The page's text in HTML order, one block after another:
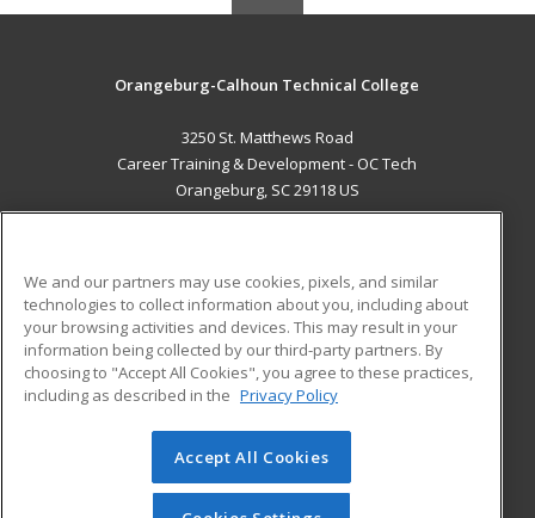
Orangeburg-Calhoun Technical College
3250 St. Matthews Road
Career Training & Development - OC Tech
Orangeburg, SC 29118 US
ADDITIONAL RESOURCES
Military
Financial Assistance
Help
Student Blog
© 2026 ed2go, a division of Cengage Learning. All rights
reserved. The material on this site cannot be reproduced or
We and our partners may use cookies, pixels, and similar
technologies to collect information about you, including about
your browsing activities and devices. This may result in your
information being collected by our third-party partners. By
choosing to "Accept All Cookies", you agree to these practices,
including as described in the Privacy Policy
Accept All Cookies